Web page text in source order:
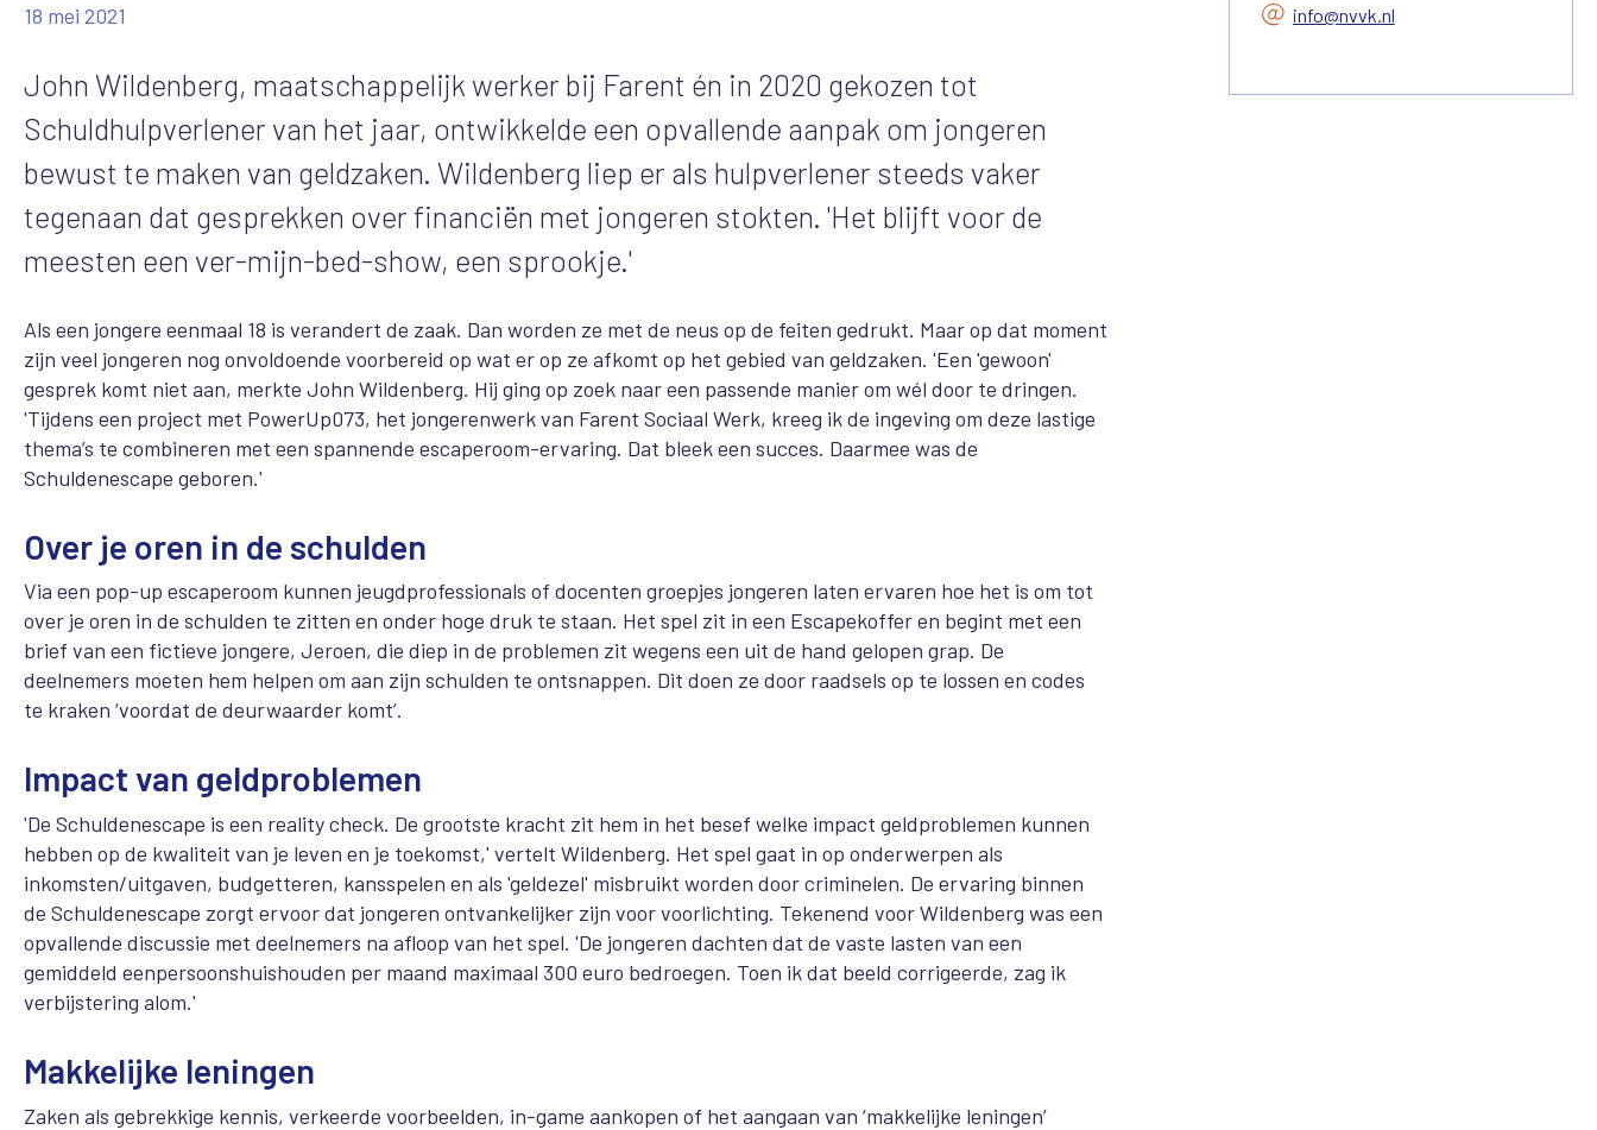
18 mei 2021
John Wildenberg, maatschappelijk werker bij Farent én in 2020 gekozen tot
Schuldhulpverlener van het jaar, ontwikkelde een opvallende aanpak om jongeren
bewust te maken van geldzaken. Wildenberg liep er als hulpverlener steeds vaker
tegenaan dat gesprekken over financiën met jongeren stokten. 'Het blijft voor de
meesten een ver-mijn-bed-show, een sprookje.'
Als een jongere eenmaal 18 is verandert de zaak. Dan worden ze met de neus op de feiten gedrukt. Maar op dat moment
zijn veel jongeren nog onvoldoende voorbereid op wat er op ze afkomt op het gebied van geldzaken. 'Een 'gewoon'
gesprek komt niet aan, merkte John Wildenberg. Hij ging op zoek naar een passende manier om wél door te dringen.
'Tijdens een project met PowerUp073, het jongerenwerk van Farent Sociaal Werk, kreeg ik de ingeving om deze lastige
thema’s te combineren met een spannende escaperoom-ervaring. Dat bleek een succes. Daarmee was de
Schuldenescape geboren.'
Over je oren in de schulden
Via een pop-up escaperoom kunnen jeugdprofessionals of docenten groepjes jongeren laten ervaren hoe het is om tot
over je oren in de schulden te zitten en onder hoge druk te staan. Het spel zit in een Escapekoffer en begint met een
brief van een fictieve jongere, Jeroen, die diep in de problemen zit wegens een uit de hand gelopen grap. De
deelnemers moeten hem helpen om aan zijn schulden te ontsnappen. Dit doen ze door raadsels op te lossen en codes
te kraken ‘voordat de deurwaarder komt’.
Impact van geldproblemen
'De Schuldenescape is een reality check. De grootste kracht zit hem in het besef welke impact geldproblemen kunnen
hebben op de kwaliteit van je leven en je toekomst,' vertelt Wildenberg. Het spel gaat in op onderwerpen als
inkomsten/uitgaven, budgetteren, kansspelen en als 'geldezel' misbruikt worden door criminelen. De ervaring binnen
de Schuldenescape zorgt ervoor dat jongeren ontvankelijker zijn voor voorlichting. Tekenend voor Wildenberg was een
opvallende discussie met deelnemers na afloop van het spel. 'De jongeren dachten dat de vaste lasten van een
gemiddeld eenpersoonshuishouden per maand maximaal 300 euro bedroegen. Toen ik dat beeld corrigeerde, zag ik
verbijstering alom.'
Makkelijke leningen
Zaken als gebrekkige kennis, verkeerde voorbeelden, in-game aankopen of het aangaan van ‘makkelijke leningen’
info@nvvk.nl